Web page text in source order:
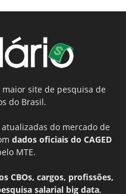
maior site de pesquisa de
do Brasil.
do mercado de
dados oficiais do CAGED
MTE.
CBOs, cargos, profissões,
salarial big data,